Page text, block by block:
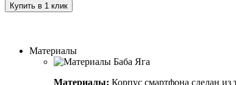
Купить в 1 клик
Материалы
Материалы: Корпус смартфона сделан